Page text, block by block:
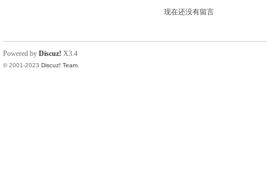
现在还没有留言
Powered by Discuz! X3.4
© 2001-2023 Discuz! Team